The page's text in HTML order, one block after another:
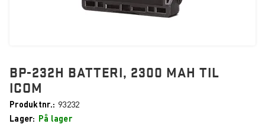
BP-232H BATTERI, 2300 MAH TIL
ICOM
Produktnr.
93232
Lager
På lager